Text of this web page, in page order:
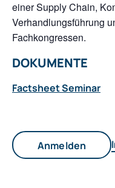
einer Supply Chain,
Verhandlungsführung
Fachkongressen.
DOKUMENTE
Factsheet Seminar
Anmelden